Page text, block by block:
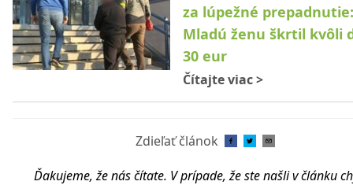
za lúpežné prepadnutie:
Mladú ženu škrtil kvôli
30 eur
Čítajte viac>
Zdieľať článok
Ďakujeme, že nás čítate. V prípade, že ste našli v článku